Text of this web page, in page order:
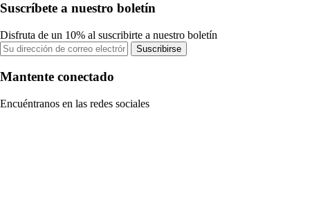
Suscríbete a nuestro boletín
Disfruta de un 10% al suscribirte a nuestro boletín
Suscribirse
Mantente conectado
Encuéntranos en las redes sociales